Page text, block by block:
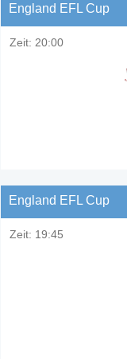
England EFL Cup
Zeit: 20:00
England EFL Cup
Zeit: 19:45